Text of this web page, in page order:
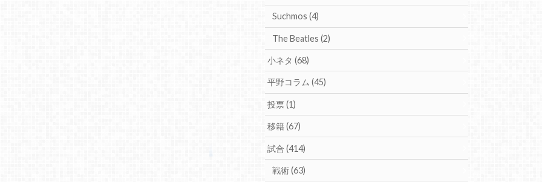
Suchmos (4)
The Beatles (2)
小ネタ(68)
平野コラム(45)
投票(1)
移籍(67)
試合(414)
戦術(63)